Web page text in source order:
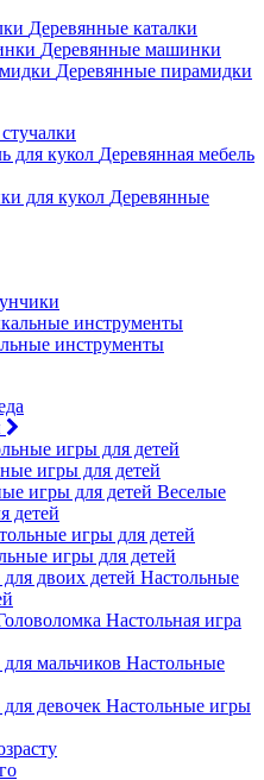
Деревянные каталки
Деревянные машинки
Деревянные пирамидки
Деревянная мебель
Деревянные
инструменты
игры для детей
Веселые
детей
игры для детей
Настольные
Настольная игра
Настольные
Настольные игры